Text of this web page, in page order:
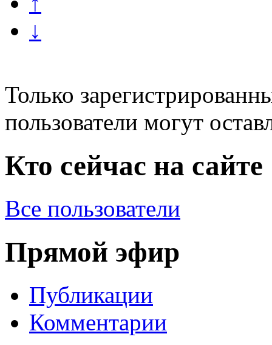
↓
Только
пользователи могут
Кто сейчас на сайте
Все пользователи
Прямой эфир
Публикации
Комментарии